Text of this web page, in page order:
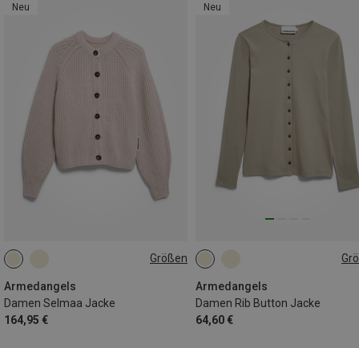
Neu
Größen
Armedangels
Damen Selmaa Jacke
164,95 €
XS
Neu
Armedangels
Damen Rib Button Jacke
64,60 €
XS